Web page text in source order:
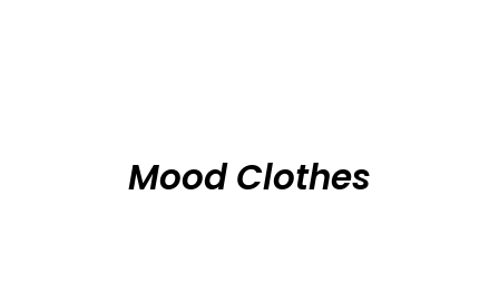
Mood Clothes